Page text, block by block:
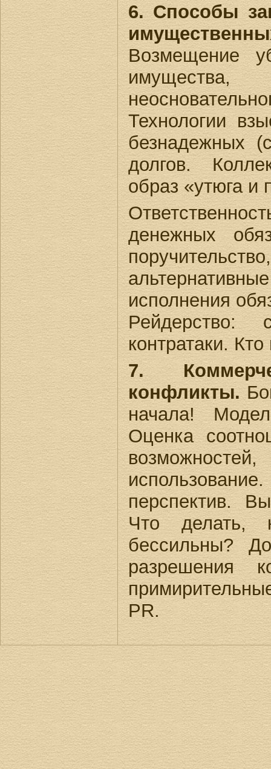
6. Способы
Возмещение
Технологии
безнадежных
долгов.
образ «утюга и
денежных
исполнения
контратаки.
7.
конфликты.
начала!
Оценка
перспектив.
Что делать,
бессильны?
разрешения
PR.